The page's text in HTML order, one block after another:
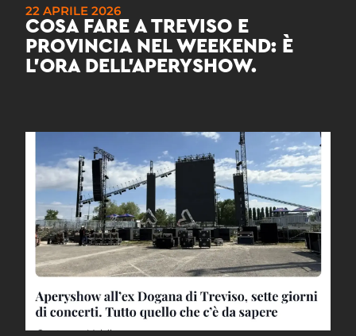
22 APRILE 2026
COSA FARE A TREVISO E
PROVINCIA NEL WEEKEND: È
L’ORA DELL’APERYSHOW.